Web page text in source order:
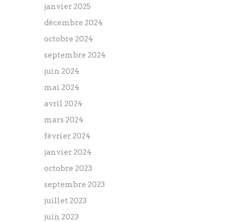
janvier 2025
décembre 2024
octobre 2024
septembre 2024
juin 2024
mai 2024
avril 2024
mars 2024
février 2024
janvier 2024
octobre 2023
septembre 2023
juillet 2023
juin 2023